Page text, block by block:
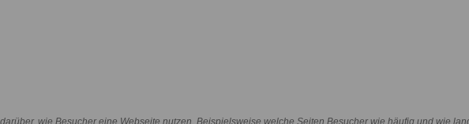
wie Besucher eine Webseite nutzen. Beispielsweise welche Seiten Besucher wie häufig und wie